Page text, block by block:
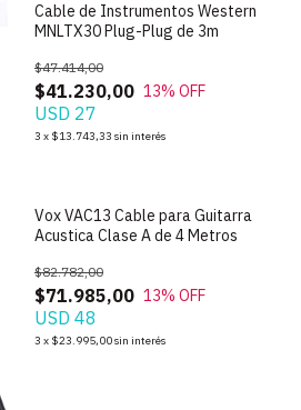
Cable de Instrumentos Western
MNLTX30 Plug-Plug de 3m
$41.230,00
$47.414,00
13% OFF
USD 27
3 x $13.743,33 sin interés
Vox VAC13 Cable para Guitarra
Acustica Clase A de 4 Metros
$71.985,00
$82.782,00
13% OFF
USD 48
3 x $23.995,00sin interés